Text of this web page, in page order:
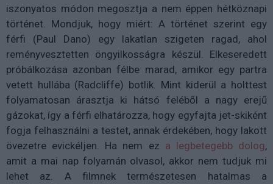
iszonyatos módon megosztja a nem éppen hétköznapi
történet. Mondjuk, hogy miért: A történet szerint egy
férfi (Paul Dano) egy lakatlan szigeten ragad, ahol
reményvesztetten öngyilkosságra készül. Elkeseredett
próbálkozása azonban félbe marad, amikor egy partra
vetett hullába (Radcliffe) botlik. Mint kiderül a holttest
folyamatosan árasztja ki hátsó feléből a nagy erejű
gázokat, így a férfi elhatározza, hogy egyfajta jet-skiként
fogja felhasználni a testet, annak érdekében, hogy lakott
övezetre evickéljen.
Ha nem ez a legbetegebb dolog,
amit a mai nap folyamán olvasol, akkor nem tudjuk mi
lehet az. A filmnek természetesen hatalmas a